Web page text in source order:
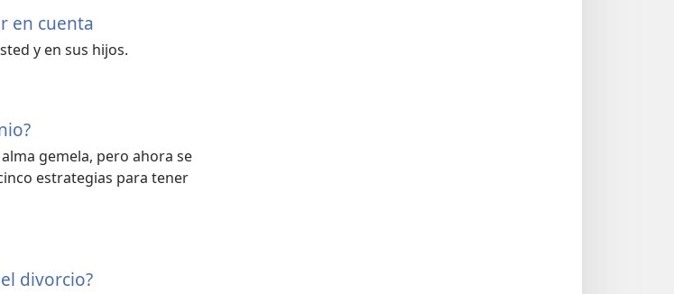
en cuenta
y en sus hijos.
gemela, pero ahora se
estrategias para tener
divorcio?